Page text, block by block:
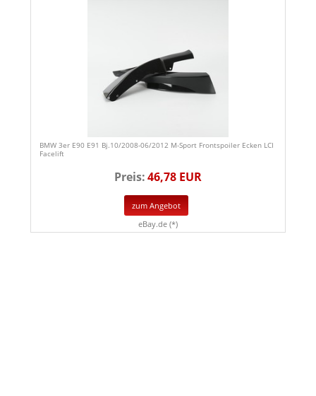
BMW 3er E90 E91 Bj.10/2008-06/2012 M-Sport Frontspoiler Ecken LCI
Facelift
Preis:46,78 EUR
zum Angebot
eBay.de (*)